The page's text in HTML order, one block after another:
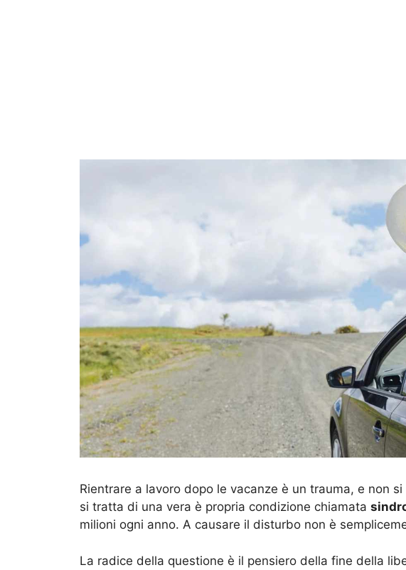
Rientrare a lavoro dopo le vacanze è un trauma, e non
si tratta di una vera è propria condizione chiamata
milioni ogni anno. A causare il disturbo non è
La radice della questione è il pensiero della fine della